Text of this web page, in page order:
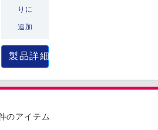
りに
追加
製品詳細
のアイテム